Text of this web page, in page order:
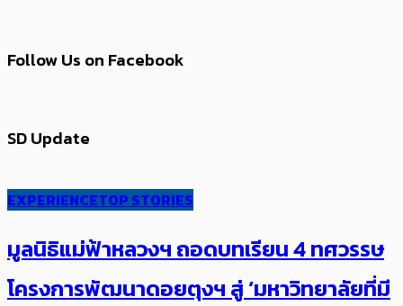
Follow Us on Facebook
SD Update
EXPERIENCETOP STORIES
มูลนิธิแม่ฟ้าหลวงฯ ถอดบทเรียน 4 ทศวรรษ
โครงการพัฒนาดอยตุงฯ สู่ ‘มหาวิทยาลัยที่มี